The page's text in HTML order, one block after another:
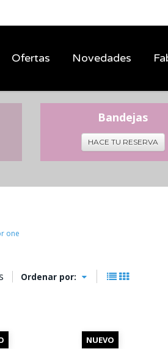
Ofertas Novedades
Bandejas
HACE TU RESERVA
one
Ordenar por:
NUEVO